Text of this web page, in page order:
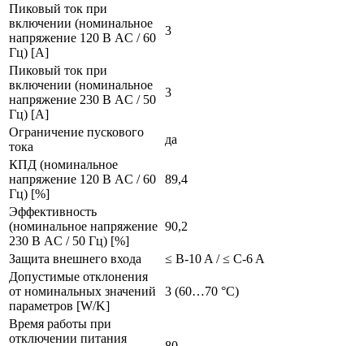
Пиковый ток при
включении (номинальное
напряжение 120 В AC / 60
Гц) [A]
3
Пиковый ток при
включении (номинальное
напряжение 230 В AC / 50
Гц) [A]
3
Ограничение пускового
тока
да
КПД (номинальное
напряжение 120 В AC / 60
Гц) [%]
89,4
Эффективность
(номинальное напряжение
230 В AC / 50 Гц) [%]
90,2
Защита внешнего входа
≤ B-10 A / ≤ C-6 A
Допустимые отклонения
от номинальных значений
параметров [W/K]
3 (60…70 °C)
Время работы при
отключении питания